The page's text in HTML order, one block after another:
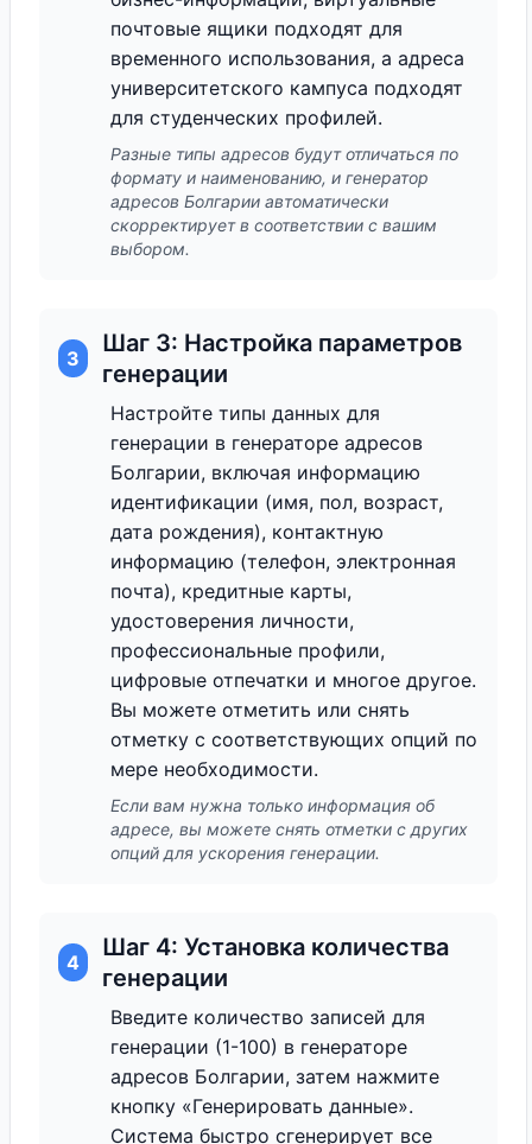
почтовые ящики подходят для
временного использования, а адреса
университетского кампуса подходят
для студенческих профилей.
Разные типы адресов будут отличаться по
формату и наименованию, и генератор
адресов Болгарии автоматически
скорректирует в соответствии с вашим
выбором.
3
Шаг 3: Настройка параметров
генерации
Настройте типы данных для
генерации в генераторе адресов
Болгарии, включая информацию
идентификации (имя, пол, возраст,
дата рождения), контактную
информацию (телефон, электронная
почта), кредитные карты,
удостоверения личности,
профессиональные профили,
цифровые отпечатки и многое другое.
Вы можете отметить или снять
отметку с соответствующих опций по
мере необходимости.
Если вам нужна только информация об
адресе, вы можете снять отметки с других
опций для ускорения генерации.
4
Шаг 4: Установка количества
генерации
Введите количество записей для
генерации (1-100) в генераторе
адресов Болгарии, затем нажмите
кнопку «Генерировать данные».
Система быстро сгенерирует все